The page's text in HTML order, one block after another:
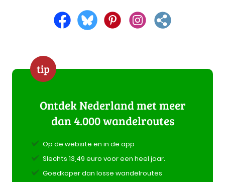
tip
Ontdek Nederland met meer
dan 4.000 wandelroutes
Op de website en in de app
Slechts 13,49 euro voor een heel jaar.
Goedkoper dan losse wandelroutes